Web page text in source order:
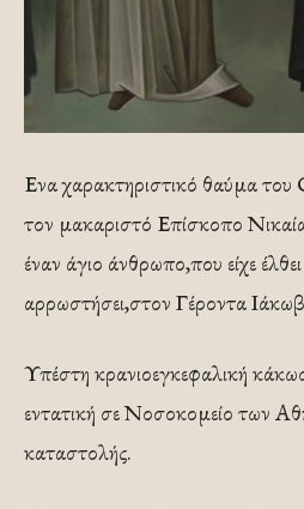
Ενα χαρακτηριστικό θαύμα
τον μακαριστό Επίσκοπο
έναν άγιο άνθρωπο,που είχε
αρρωστήσει,στον Γέροντα
Υπέστη κρανιοεγκεφαλική
εντατική σε Νοσοκομείο των
καταστολής.